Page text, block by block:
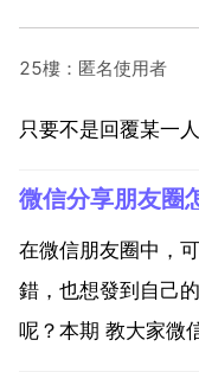
25樓：匿名使用者
只要不是回覆某一
在微信朋友圈中，
錯，也想發到自己
呢？本期 教大家微